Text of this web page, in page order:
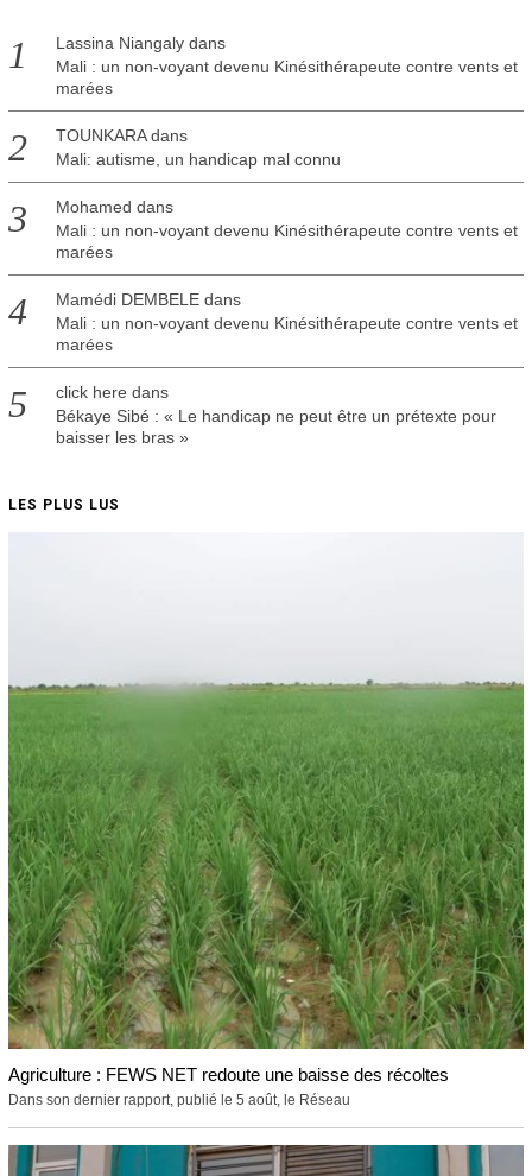
Lassina Niangalydans
Mali : un non-voyant devenu Kinésithérapeute contre vents et
marées
TOUNKARAdans
Mali: autisme, un handicap mal connu
Mohamed dans
Mali : un non-voyant devenu Kinésithérapeute contre vents et
marées
Mamédi DEMBELEdans
Mali : un non-voyant devenu Kinésithérapeute contre vents et
marées
click here dans
Békaye Sibé : « Le handicap ne peut être un prétexte pour
baisser les bras »
LES PLUS LUS
Agriculture : FEWS NET redoute une baisse des récoltes
Dans son dernier rapport, publié le 5 août, le Réseau